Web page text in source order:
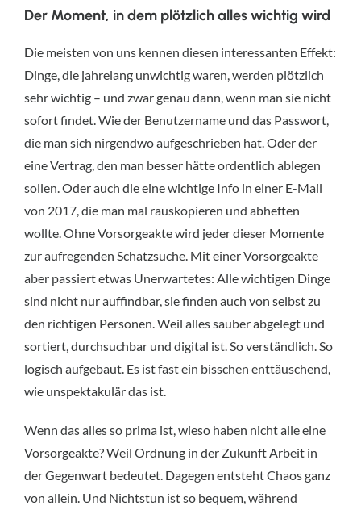
Der Moment, in dem plötzlich alles wichtig wird
Die meisten von uns kennen diesen interessanten Effekt:
Dinge, die jahrelang unwichtig waren, werden plötzlich
sehr wichtig – und zwar genau dann, wenn man sie nicht
sofort findet. Wie der Benutzername und das Passwort,
die man sich nirgendwo aufgeschrieben hat. Oder der
eine Vertrag, den man besser hätte ordentlich ablegen
sollen. Oder auch die eine wichtige Info in einer E-Mail
von 2017, die man mal rauskopieren und abheften
wollte. Ohne Vorsorgeakte wird jeder dieser Momente
zur aufregenden Schatzsuche. Mit einer Vorsorgeakte
aber passiert etwas Unerwartetes: Alle wichtigen Dinge
sind nicht nur auffindbar, sie finden auch von selbst zu
den richtigen Personen. Weil alles sauber abgelegt und
sortiert, durchsuchbar und digital ist. So verständlich. So
logisch aufgebaut. Es ist fast ein bisschen enttäuschend,
wie unspektakulär das ist.
Wenn das alles so prima ist, wieso haben nicht alle eine
Vorsorgeakte? Weil Ordnung in der Zukunft Arbeit in
der Gegenwart bedeutet. Dagegen entsteht Chaos ganz
von allein. Und Nichtstun ist so bequem, während